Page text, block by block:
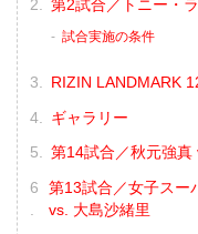
第2試合／トニー・
試合実施の条件
RIZIN LANDMARK
ギャラリー
第14試合／秋元強真
第13試合／女子スー
vs. 大島沙緒里